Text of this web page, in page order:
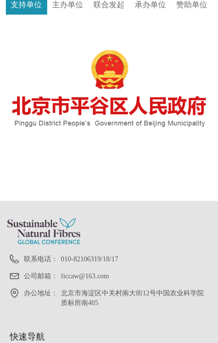
支持单位 主办单位 联合发起 承办单位 赞助单位
联系电话： 010-82106319/18/17
公司邮箱： ficcaw@163.com
办公地址：
北京市海淀区中关村南大街12号中国农业科学院
质标所南405
快速导航